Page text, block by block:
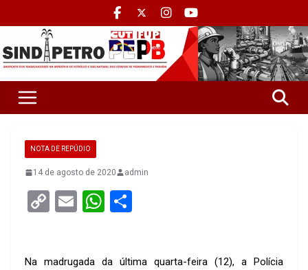
NOTA DE REPÚDIO
14 de agosto de 2020 admin
C
E
W
Na madrugada da última quarta-feira (12), a Polícia